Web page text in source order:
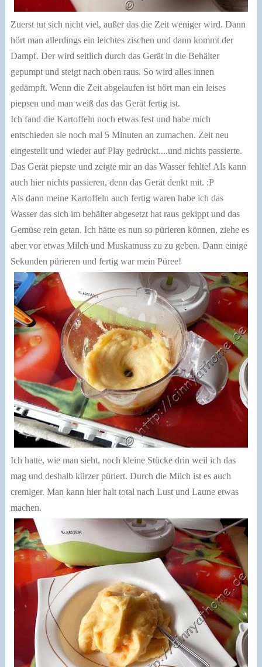
Zuerst tut sich nicht viel, außer das die Zeit weniger wird. Dann
hört man allerdings ein leichtes zischen und dann kommt der
Dampf. Der wird seitlich durch das Gerät in die Behälter
gepumpt und steigt nach oben raus. So wird alles innen
gedämpft. Wenn die Zeit abgelaufen ist hört man ein leises
piepsen und man weiß das das Gerät fertig ist.
Ich fand die Kartoffeln noch etwas fest und habe mich
entschieden sie noch mal 5 Minuten an zumachen. Zeit neu
eingestellt und wieder auf Play gedrückt....und nichts passierte.
Das Gerät piepste und zeigte mir an das Wasser fehlte! Als kann
auch hier nichts passieren, denn das Gerät denkt mit. :P
Als dann meine Kartoffeln auch fertig waren habe ich das
Wasser das sich im behälter abgesetzt hat raus gekippt und das
Gemüse rein getan. Ich hätte es nun so pürieren können, ziehe es
aber vor etwas Milch und Muskatnuss zu zu geben. Dann einige
Sekunden pürieren und fertig war mein Püree!
Ich hatte, wie man sieht, noch kleine Stücke drin weil ich das
mag und deshalb kürzer püriert. Durch die Milch ist es auch
cremiger. Man kann hier halt total nach Lust und Laune etwas
machen.